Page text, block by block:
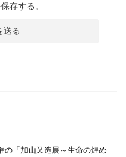
存する。
の「加山又造展～生命の煌め